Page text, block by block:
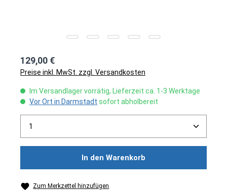
129,00 €
Preise inkl. MwSt. zzgl. Versandkosten
Im Versandlager vorrätig, Lieferzeit ca. 1-3 Werktage
Vor Ort in Darmstadt sofort abholbereit
Produkt Anzahl: Gib den gewünschten Wert ein
In den Warenkorb
Zum Merkzettel hinzufügen